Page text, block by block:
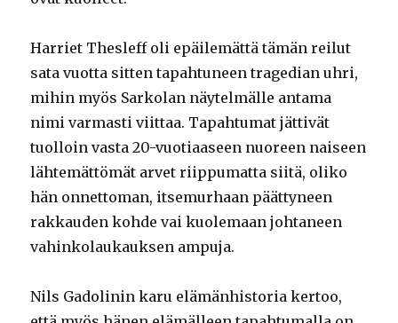
Harriet Thesleff oli epäilemättä tämän reilut
sata vuotta sitten tapahtuneen tragedian uhri,
mihin myös Sarkolan näytelmälle antama
nimi varmasti viittaa. Tapahtumat jättivät
tuolloin vasta 20-vuotiaaseen nuoreen naiseen
lähtemättömät arvet riippumatta siitä, oliko
hän onnettoman, itsemurhaan päättyneen
rakkauden kohde vai kuolemaan johtaneen
vahinkolaukauksen ampuja.
Nils Gadolinin karu elämänhistoria kertoo,